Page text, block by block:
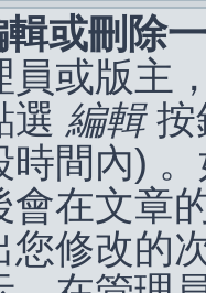
或刪除
員或版主
選 編輯按
時間內)
會在文章
您修改的